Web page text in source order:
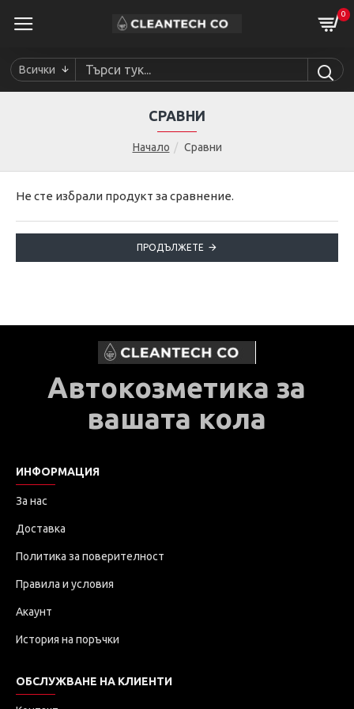
0
Всички
Начало Сравни
СРАВНИ
Не сте избрали продукт за сравнение.
ПРОДЪЛЖЕТЕ
Автокозметика за
вашата кола
ИНФОРМАЦИЯ
За нас
Доставка
Политика за поверителност
Правила и условия
Акаунт
История на поръчки
ОБСЛУЖВАНЕ НА КЛИЕНТИ